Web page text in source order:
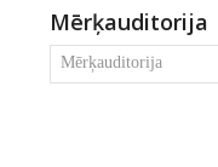
Mērķauditorija
Mērķauditorija